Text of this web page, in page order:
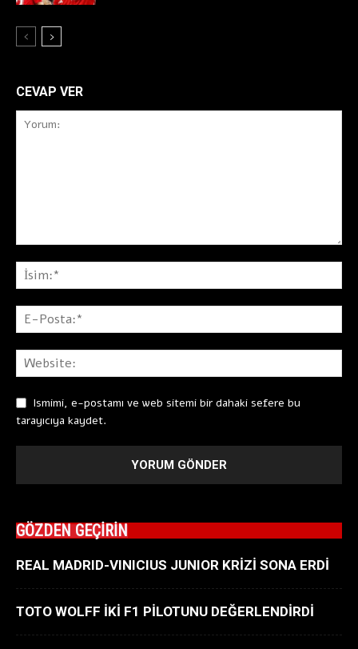
CEVAP VER
Ismimi, e-postamı ve web sitemi bir dahaki sefere bu
tarayıcıya kaydet.
GÖZDEN GEÇİRİN
REAL MADRID-VINICIUS JUNIOR KRİZİ SONA ERDİ
TOTO WOLFF İKİ F1 PİLOTUNU DEĞERLENDİRDİ